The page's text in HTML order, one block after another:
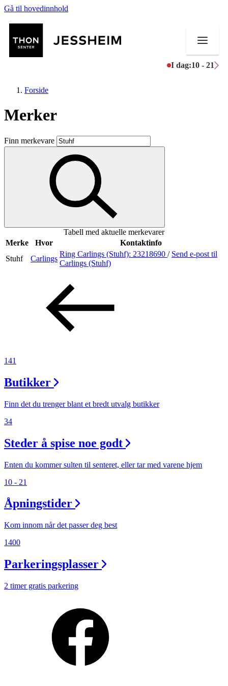
Gå til hovedinnhold
I dag:10 - 21
Butikker
Mat og drikke
Aktiviteter
Inspirasjon
Åpningstider
Ledige stillinger
Magasin
Gavekort
Forside
Merker
Finn merkevare
Tabell med aktuelle merkevarer
Merke
Hvor
Kontaktinfo
Stuhf
Carlings
Ring Carlings (Stuhf): 23218690 / Send e-post til
Carlings (Stuhf)
141
Butikker
Finn det du trenger blant et bredt utvalg butikker
34
Steder å spise noe godt
Enten du kommer sulten til senteret, eller tar med varene hjem
10 - 21
Åpningstider
Kom innom når det passer deg best
1400
Parkeringsplasser
2 timer gratis parkering